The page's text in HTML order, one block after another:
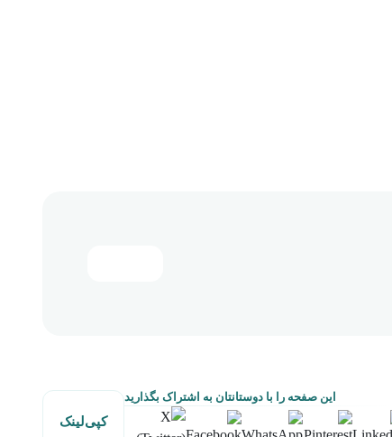
این صفحه را با دوستانتان به اشتراک بگذارید
کپی‌لینک